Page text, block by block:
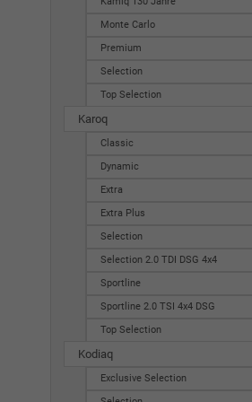
Monte Carlo
Premium
Selection
Top Selection
Karoq
Classic
Dynamic
Extra
Extra Plus
Selection
Selection 2.0 TDI DSG 4x4
Sportline
Sportline 2.0 TSI 4x4 DSG
Top Selection
Kodiaq
Exclusive Selection